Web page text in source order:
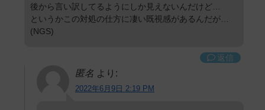
後から言い訳してるようにしか見えないんだけど…
というかこの対処の仕方に凄い既視感があるんだが…
(NGS)
返信
匿名 より:
2022年6月9日 2:19 PM